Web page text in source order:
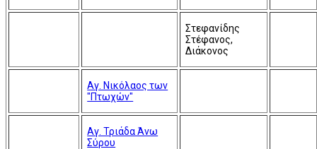
Στεφανίδης
Στέφανος,
Διάκονος
Αγ. Νικόλαος των
"Πτωχών"
Αγ. Τριάδα Άνω
Σύρου